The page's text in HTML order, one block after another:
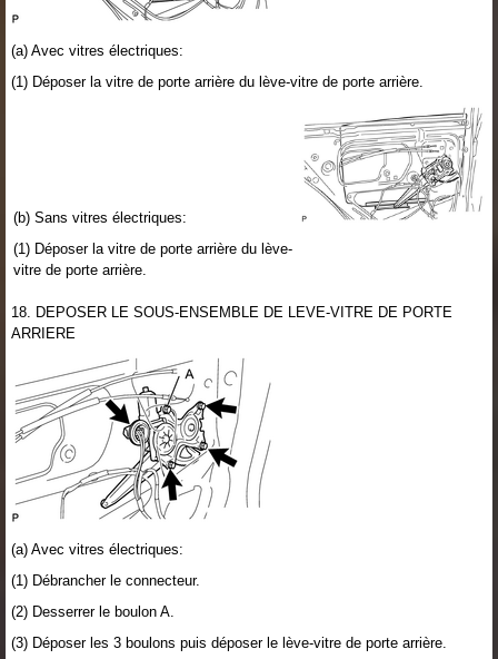
(a) Avec vitres électriques:
(1) Déposer la vitre de porte arrière du lève-vitre de porte arrière.
(b) Sans vitres électriques:
(1) Déposer la vitre de porte arrière du lève-
vitre de porte arrière.
18. DEPOSER LE SOUS-ENSEMBLE DE LEVE-VITRE DE PORTE
ARRIERE
(a) Avec vitres électriques:
(1) Débrancher le connecteur.
(2) Desserrer le boulon A.
(3) Déposer les 3 boulons puis déposer le lève-vitre de porte arrière.